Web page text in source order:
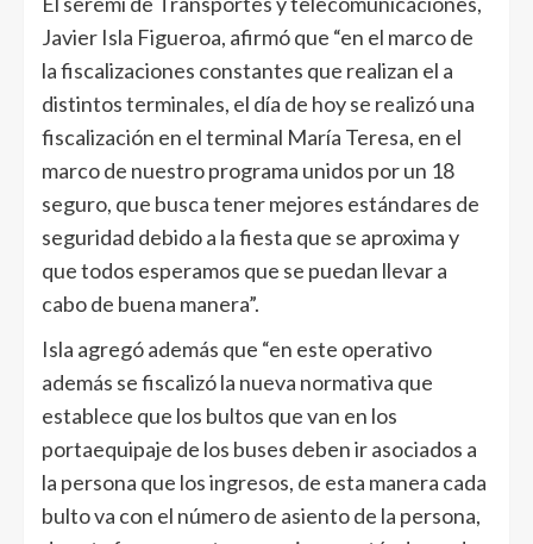
Javier Isla Figueroa, afirmó que “en el marco de
la fiscalizaciones constantes que realizan el a
distintos terminales, el día de hoy se realizó una
fiscalización en el terminal María Teresa, en el
marco de nuestro programa unidos por un 18
seguro, que busca tener mejores estándares de
seguridad debido a la fiesta que se aproxima y
que todos esperamos que se puedan llevar a
cabo de buena manera”.
Isla agregó además que “en este operativo
además se fiscalizó la nueva normativa que
establece que los bultos que van en los
portaequipaje de los buses deben ir asociados a
la persona que los ingresos, de esta manera cada
bulto va con el número de asiento de la persona,